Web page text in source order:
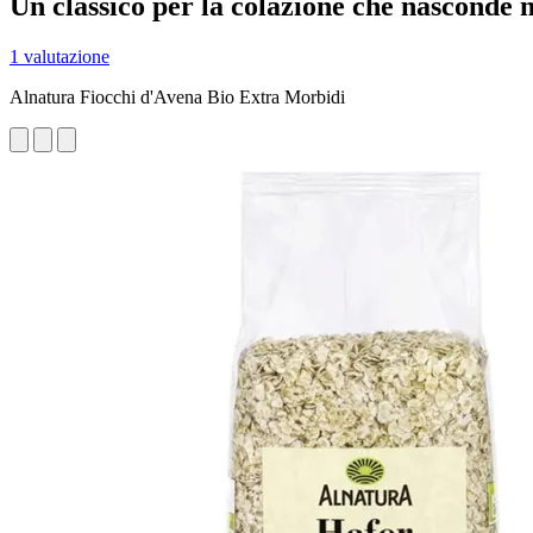
1 valutazione
Alnatura Fiocchi d'Avena Bio Extra Morbidi